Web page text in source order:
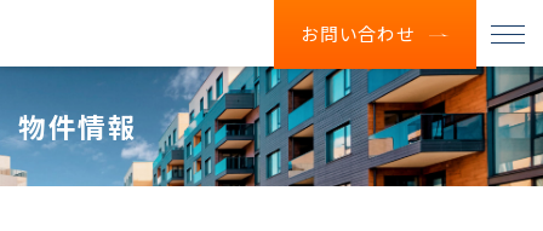
お問い合わせ
物件情報